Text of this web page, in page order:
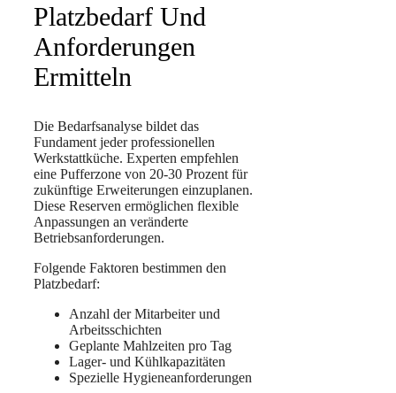
Platzbedarf Und
Anforderungen
Ermitteln
Die Bedarfsanalyse bildet das
Fundament jeder professionellen
Werkstattküche. Experten empfehlen
eine Pufferzone von 20-30 Prozent für
zukünftige Erweiterungen einzuplanen.
Diese Reserven ermöglichen flexible
Anpassungen an veränderte
Betriebsanforderungen.
Folgende Faktoren bestimmen den
Platzbedarf:
Anzahl der Mitarbeiter und
Arbeitsschichten
Geplante Mahlzeiten pro Tag
Lager- und Kühlkapazitäten
Spezielle Hygieneanforderungen